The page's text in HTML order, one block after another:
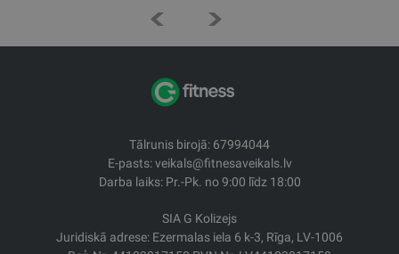
Tālrunis birojā: 67994044
E-pasts: veikals@fitnesaveikals.lv
Darba laiks: Pr.-Pk. no 9:00 līdz 18:00
SIA G Kolizejs
Juridiskā adrese: Ezermalas iela 6 k-3, Rīga, LV-1006